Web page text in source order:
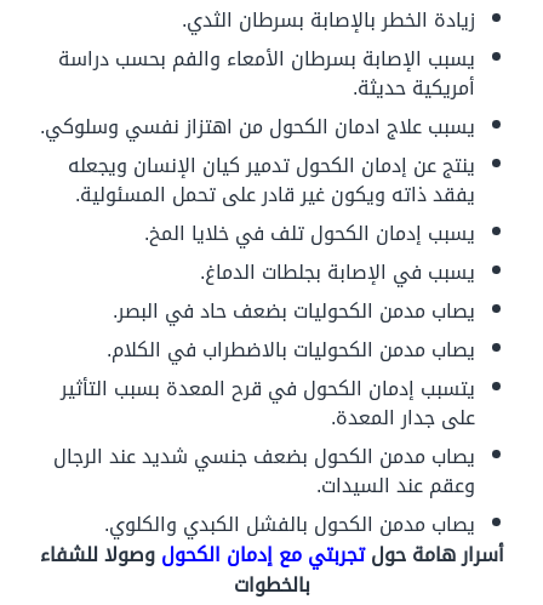
زيادة الخطر بالإصابة بسرطان الثدي.
يسبب الإصابة بسرطان الأمعاء والفم بحسب دراسة
أمريكية حديثة.
يسبب علاج ادمان الكحول من اهتزاز نفسي وسلوكي.
ينتج عن إدمان الكحول تدمير كيان الإنسان ويجعله
يفقد ذاته ويكون غير قادر على تحمل المسئولية.
يسبب إدمان الكحول تلف في خلايا المخ.
يسبب في الإصابة بجلطات الدماغ.
يصاب مدمن الكحوليات بضعف حاد في البصر.
يصاب مدمن الكحوليات بالاضطراب في الكلام.
يتسبب إدمان الكحول في قرح المعدة بسبب التأثير
على جدار المعدة.
يصاب مدمن الكحول بضعف جنسي شديد عند الرجال
وعقم عند السيدات.
يصاب مدمن الكحول بالفشل الكبدي والكلوي.
أسرار هامة حولتجربتي مع إدمان الكحولوصولا للشفاء
بالخطوات